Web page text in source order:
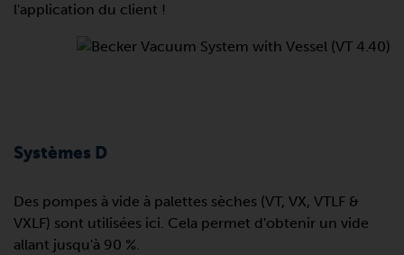
l'application du client !
Systèmes D
Des pompes à vide à palettes sèches (VT, VX, VTLF &
VXLF) sont utilisées ici. Cela permet d'obtenir un vide
allant jusqu'à 90 %.